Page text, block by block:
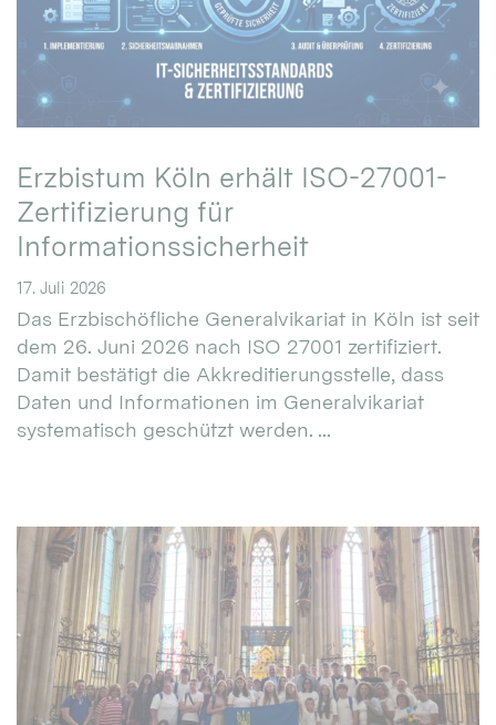
Erzbistum Köln erhält ISO-27001-
Zertifizierung für
Informationssicherheit
17. Juli 2026
Das Erzbischöfliche Generalvikariat in Köln ist seit
dem 26. Juni 2026 nach ISO 27001 zertifiziert.
Damit bestätigt die Akkreditierungsstelle, dass
Daten und Informationen im Generalvikariat
systematisch geschützt werden. ...